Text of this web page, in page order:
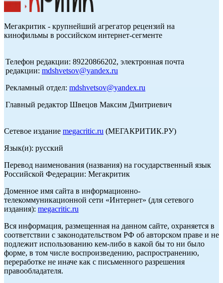
Мегакритик - крупнейший агрегатор рецензий на
кинофильмы в российском интернет-сегменте
Телефон редакции: 89220866202, электронная почта
редакции: mdshvetsov@yandex.ru
Рекламный отдел: mdshvetsov@yandex.ru
Главный редактор Швецов Максим Дмитриевич
Сетевое издание megacritic.ru (МЕГАКРИТИК.РУ)
Язык(и): русский
Перевод наименования (названия) на государственный язык
Российской Федерации: Мегакритик
Доменное имя сайта в информационно-
телекоммуникационной сети «Интернет» (для сетевого
издания): megacritic.ru
Вся информация, размещенная на данном сайте, охраняется в
соответствии с законодательством РФ об авторском праве и не
подлежит использованию кем-либо в какой бы то ни было
форме, в том числе воспроизведению, распространению,
переработке не иначе как с письменного разрешения
правообладателя.